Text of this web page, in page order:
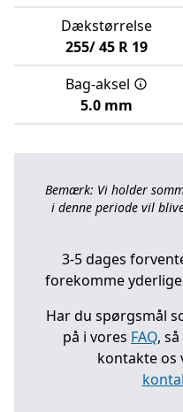
Dækstørrelse
255/ 45 R 19
Bag-aksel
5.0 mm
Bemærk: Vi holder
i denne periode vil
3-5 dages
forekomme
Har du spørgsmål
på i vores FAQ,
kontakte os